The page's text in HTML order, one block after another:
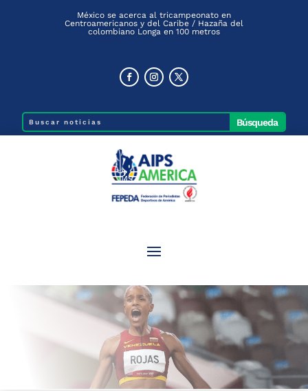
México se acerca al tricampeonato en
Centroamericanos y del Caribe / Hazaña del
colombiano Longa en 100 metros